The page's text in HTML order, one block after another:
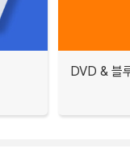
DVD & 블